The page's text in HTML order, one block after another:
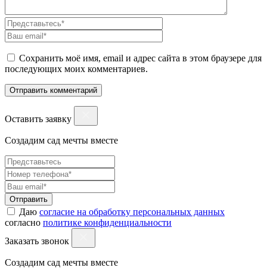
Сохранить моё имя, email и адрес сайта в этом браузере для
последующих моих комментариев.
Оставить заявку
Создадим сад мечты вместе
Отправить
Даю согласие на обработку персональных данных
согласно политике конфиденциальности
Заказать звонок
Создадим сад мечты вместе